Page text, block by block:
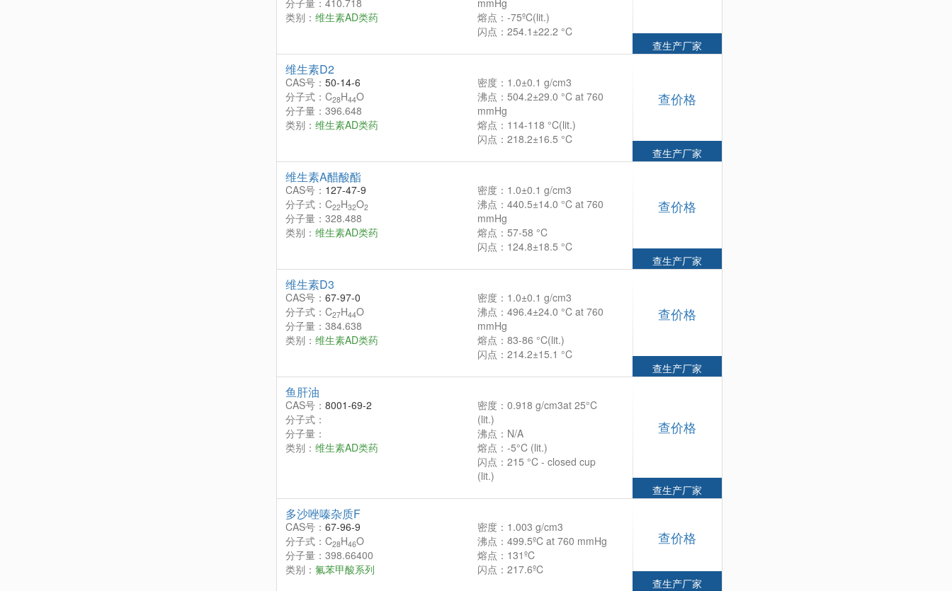
分子量：410.718
类别： 维生素AD类药
mmHg
熔点：-75ºC(lit.)
闪点：254.1±22.2 °C
查生产厂家
维生素D2
CAS号： 50-14-6
分子式：C28H44O
分子量：396.648
类别： 维生素AD类药
密度：1.0±0.1 g/cm3
沸点：504.2±29.0 °C at 760
mmHg
熔点：114-118 °C(lit.)
闪点：218.2±16.5 °C
查价格
查生产厂家
维生素A醋酸酯
CAS号： 127-47-9
分子式：C22H32O2
分子量：328.488
类别： 维生素AD类药
密度：1.0±0.1 g/cm3
沸点：440.5±14.0 °C at 760
mmHg
熔点：57-58 °C
闪点：124.8±18.5 °C
查价格
查生产厂家
维生素D3
CAS号： 67-97-0
分子式：C27H44O
分子量：384.638
类别： 维生素AD类药
密度：1.0±0.1 g/cm3
沸点：496.4±24.0 °C at 760
mmHg
熔点：83-86 °C(lit.)
闪点：214.2±15.1 °C
查价格
查生产厂家
鱼肝油
CAS号： 8001-69-2
分子式：
分子量：
类别： 维生素AD类药
密度：0.918 g/cm3at 25°C
(lit.)
沸点：N/A
熔点：-5°C (lit.)
闪点：215 °C - closed cup
(lit.)
查价格
查生产厂家
多沙唑嗪杂质F
CAS号： 67-96-9
分子式：C28H46O
分子量：398.66400
类别： 氟苯甲酸系列
密度：1.003 g/cm3
沸点：499.5ºC at 760 mmHg
熔点：131ºC
闪点：217.6ºC
查价格
查生产厂家